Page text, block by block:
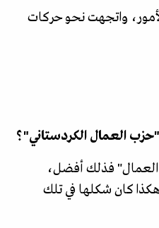
واتجهت نحو حركات
العمال الكردستاني"؟
العمال" فذلك أفضل،
كان شكلها في تلك